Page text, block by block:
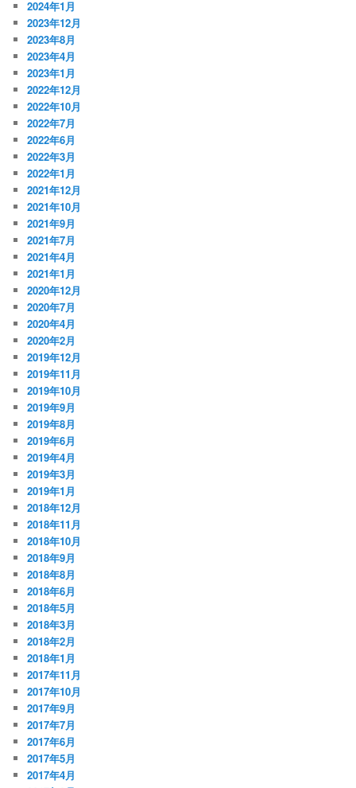
2024年1月
2023年12月
2023年8月
2023年4月
2023年1月
2022年12月
2022年10月
2022年7月
2022年6月
2022年3月
2022年1月
2021年12月
2021年10月
2021年9月
2021年7月
2021年4月
2021年1月
2020年12月
2020年7月
2020年4月
2020年2月
2019年12月
2019年11月
2019年10月
2019年9月
2019年8月
2019年6月
2019年4月
2019年3月
2019年1月
2018年12月
2018年11月
2018年10月
2018年9月
2018年8月
2018年6月
2018年5月
2018年3月
2018年2月
2018年1月
2017年11月
2017年10月
2017年9月
2017年7月
2017年6月
2017年5月
2017年4月